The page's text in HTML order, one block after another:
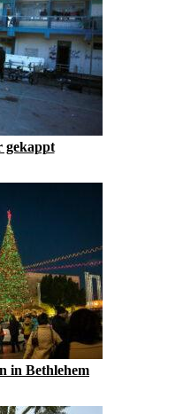
gekappt
in Bethlehem